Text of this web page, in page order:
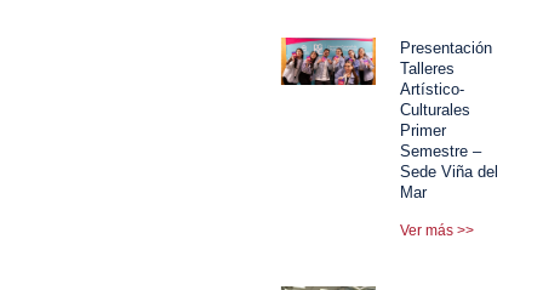
Presentación
Talleres
Artístico-
Culturales
Primer
Semestre –
Sede Viña del
Mar
Ver más >>